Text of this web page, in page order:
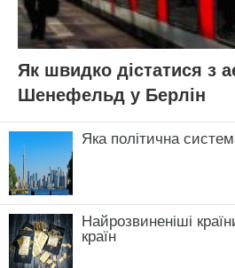
Як швидко дістатися з
Шенефельд у Берлін
Яка політична
Найрозвиненіші
країн